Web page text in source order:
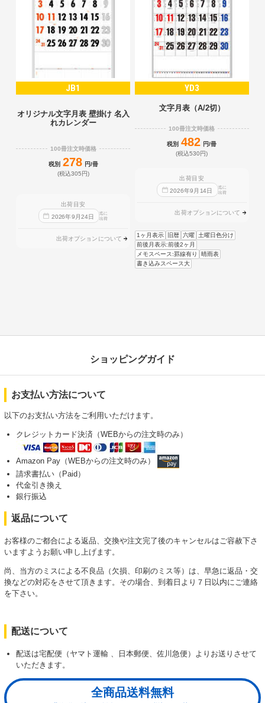
JB1
オリジナル文字月表 壁掛け 名入
れカレンダー
100冊注文時価格
税別 278 円/冊
(税込305円)
出荷目安
2026年9 月24日
迄に
出荷
出荷オプションについて
YD3
文字月表（A/2切）
100冊注文時価格
税別 482 円/冊
(税込530円)
出荷目安
2026年9 月 14日
迄に
出荷
出荷オプションについて
1ヶ月表示 旧暦 六曜
土曜日色分け
前後月表示:前後2ヶ月
メモスペース:罫線有り
晴雨表
書き込みスペース大
ショッピングガイド
お支払い方法について
以下のお支払い方法をご利用いただけます。
クレジットカード決済（WEBからの注文時のみ）
Amazon Pay（WEBからの注文時のみ）
請求書払い（Paid）
代金引き換え
銀行振込
返品について
お客様のご都合による返品、交換や注文完了後のキャンセルはご容赦下さ
いますようお願い申し上げます。
尚、当方のミスによる不良品（欠損、印刷のミス等）は、早急に返品・交
換などの対応をさせて頂きます。その場合、到着日より７日以内にご連絡
を下さい。
配送について
配送は宅配便（ヤマト運輸 、日本郵便、佐川急便）よりお送りさせて
いただきます。
全商品送料無料